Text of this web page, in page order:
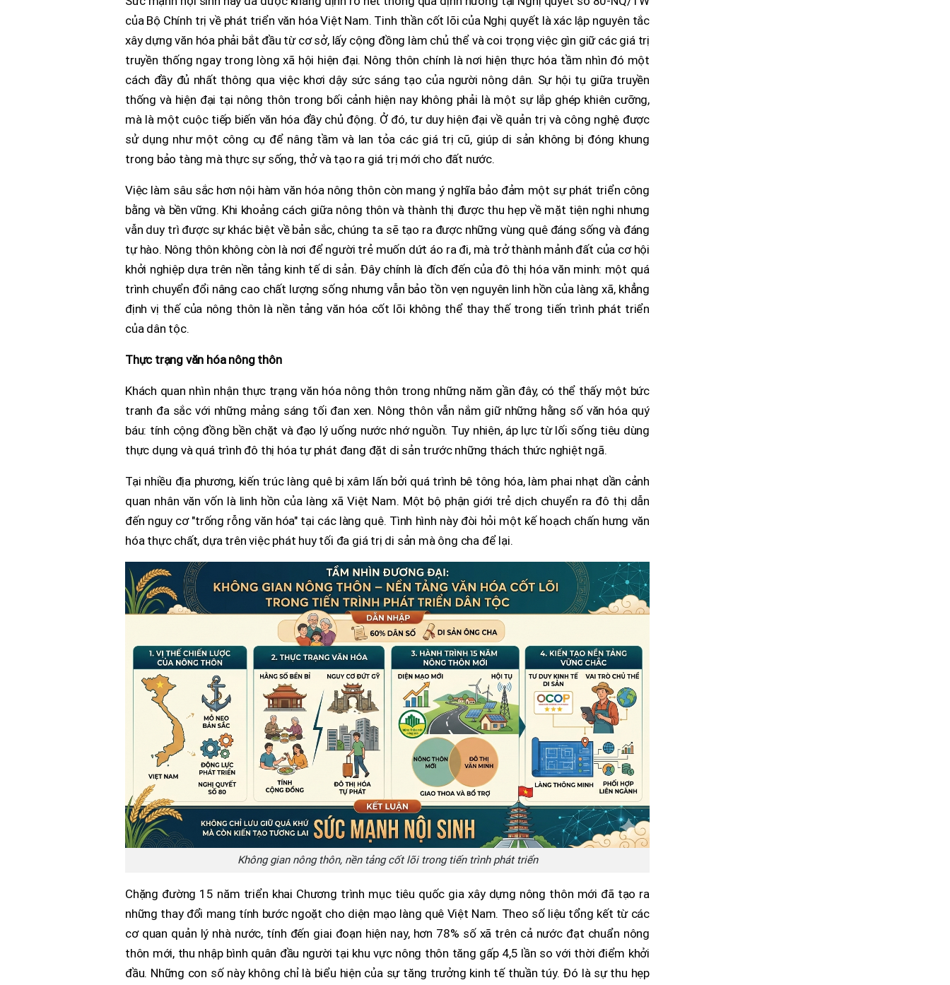
của Bộ Chính trị về phát triển văn hóa Việt Nam. Tinh thần cốt lõi của Nghị quyết là xác lập nguyên tắc
xây dựng văn hóa phải bắt đầu từ cơ sở, lấy cộng đồng làm chủ thể và coi trọng việc gìn giữ các giá trị
truyền thống ngay trong lòng xã hội hiện đại. Nông thôn chính là nơi hiện thực hóa tầm nhìn đó một
cách đầy đủ nhất thông qua việc khơi dậy sức sáng tạo của người nông dân. Sự hội tụ giữa truyền
thống và hiện đại tại nông thôn trong bối cảnh hiện nay không phải là một sự lắp ghép khiên cưỡng,
mà là một cuộc tiếp biến văn hóa đầy chủ động. Ở đó, tư duy hiện đại về quản trị và công nghệ được
sử dụng như một công cụ để nâng tầm và lan tỏa các giá trị cũ, giúp di sản không bị đóng khung
trong bảo tàng mà thực sự sống, thở và tạo ra giá trị mới cho đất nước.
Việc làm sâu sắc hơn nội hàm văn hóa nông thôn còn mang ý nghĩa bảo đảm một sự phát triển công
bằng và bền vững. Khi khoảng cách giữa nông thôn và thành thị được thu hẹp về mặt tiện nghi nhưng
vẫn duy trì được sự khác biệt về bản sắc, chúng ta sẽ tạo ra được những vùng quê đáng sống và đáng
tự hào. Nông thôn không còn là nơi để người trẻ muốn dứt áo ra đi, mà trở thành mảnh đất của cơ hội
khởi nghiệp dựa trên nền tảng kinh tế di sản. Đây chính là đích đến của đô thị hóa văn minh: một quá
trình chuyển đổi nâng cao chất lượng sống nhưng vẫn bảo tồn vẹn nguyên linh hồn của làng xã, khẳng
định vị thế của nông thôn là nền tảng văn hóa cốt lõi không thể thay thế trong tiến trình phát triển
của dân tộc.
Thực trạng văn hóa nông thôn
Khách quan nhìn nhận thực trạng văn hóa nông thôn trong những năm gần đây, có thể thấy một bức
tranh đa sắc với những mảng sáng tối đan xen. Nông thôn vẫn nắm giữ những hằng số văn hóa quý
báu: tính cộng đồng bền chặt và đạo lý uống nước nhớ nguồn. Tuy nhiên, áp lực từ lối sống tiêu dùng
thực dụng và quá trình đô thị hóa tự phát đang đặt di sản trước những thách thức nghiệt ngã.
Tại nhiều địa phương, kiến trúc làng quê bị xâm lấn bởi quá trình bê tông hóa, làm phai nhạt dần cảnh
quan nhân văn vốn là linh hồn của làng xã Việt Nam. Một bộ phận giới trẻ dịch chuyển ra đô thị dẫn
đến nguy cơ "trống rỗng văn hóa" tại các làng quê. Tình hình này đòi hỏi một kế hoạch chấn hưng văn
hóa thực chất, dựa trên việc phát huy tối đa giá trị di sản mà ông cha để lại.
Không gian nông thôn, nền tảng cốt lõi trong tiến trình phát triển
Chặng đường 15 năm triển khai Chương trình mục tiêu quốc gia xây dựng nông thôn mới đã tạo ra
những thay đổi mang tính bước ngoặt cho diện mạo làng quê Việt Nam. Theo số liệu tổng kết từ các
cơ quan quản lý nhà nước, tính đến giai đoạn hiện nay, hơn 78% số xã trên cả nước đạt chuẩn nông
thôn mới, thu nhập bình quân đầu người tại khu vực nông thôn tăng gấp 4,5 lần so với thời điểm khởi
đầu. Những con số này không chỉ là biểu hiện của sự tăng trưởng kinh tế thuần túy. Đó là sự thu hẹp